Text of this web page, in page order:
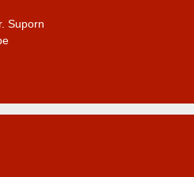
Suporn